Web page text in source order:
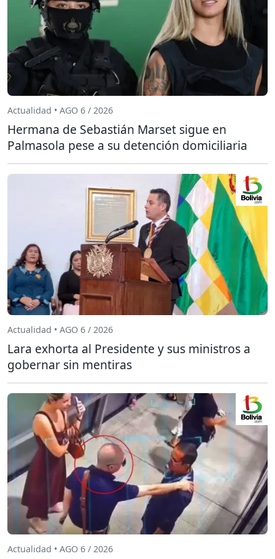
Actualidad • AGO 6 / 2026
Hermana de Sebastián Marset sigue en
Palmasola pese a su detención domiciliaria
Actualidad • AGO 6 / 2026
Lara exhorta al Presidente y sus ministros a
gobernar sin mentiras
Actualidad • AGO 6 / 2026